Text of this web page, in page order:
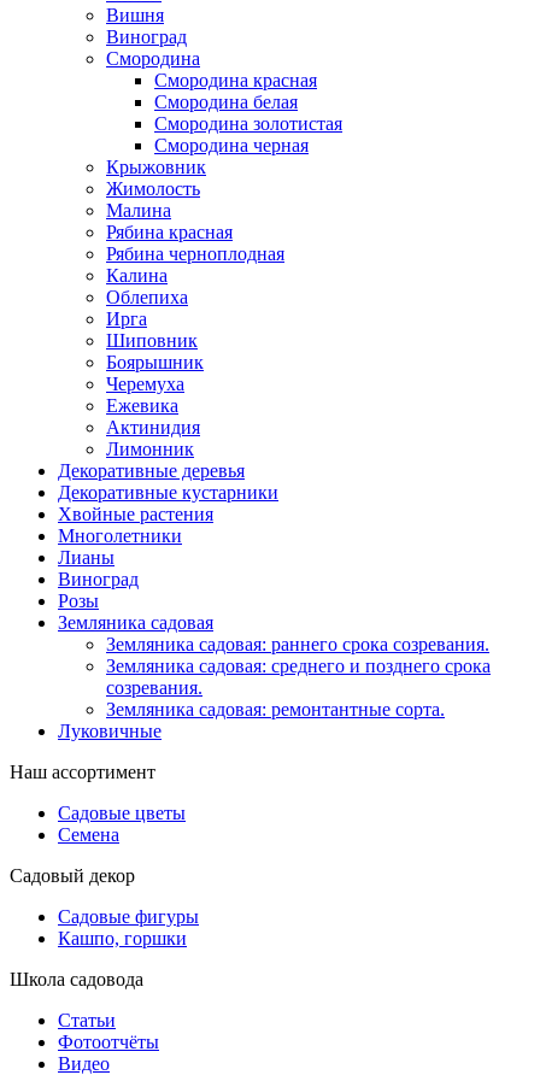
Вишня
Виноград
Смородина
Смородина красная
Смородина белая
Смородина золотистая
Смородина черная
Крыжовник
Жимолость
Малина
Рябина красная
Рябина черноплодная
Калина
Облепиха
Ирга
Шиповник
Боярышник
Черемуха
Ежевика
Актинидия
Лимонник
Декоративные деревья
Декоративные кустарники
Хвойные растения
Многолетники
Лианы
Виноград
Розы
Земляника садовая
Земляника садовая: раннего срока созревания.
Земляника садовая: среднего и позднего срока
созревания.
Земляника садовая: ремонтантные сорта.
Луковичные
Наш ассортимент
Садовые цветы
Семена
Садовый декор
Садовые фигуры
Кашпо, горшки
Школа садовода
Статьи
Фотоотчёты
Видео